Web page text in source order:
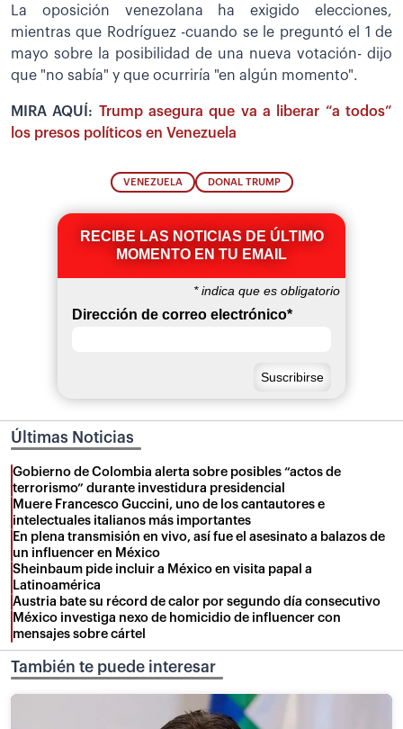
La oposición venezolana ha exigido elecciones,
mientras que Rodríguez -cuando se le preguntó el 1 de
mayo sobre la posibilidad de una nueva votación- dijo
que "no sabía" y que ocurriría "en algún momento".
MIRA AQUÍ: Trump asegura que va a liberar “a todos”
los presos políticos en Venezuela
VENEZUELA DONAL TRUMP
RECIBE LAS NOTICIAS DE ÚLTIMO
MOMENTO EN TU EMAIL
*indica que es obligatorio
Dirección de correo electrónico*
Últimas Noticias
Gobierno de Colombia alerta sobre posibles “actos de
terrorismo” durante investidura presidencial
Muere Francesco Guccini, uno de los cantautores e
intelectuales italianos más importantes
En plena transmisión en vivo, así fue el asesinato a balazos de
un influencer en México
Sheinbaum pide incluir a México en visita papal a
Latinoamérica
Austria bate su récord de calor por segundo día consecutivo
México investiga nexo de homicidio de influencer con
mensajes sobre cártel
También te puede interesar